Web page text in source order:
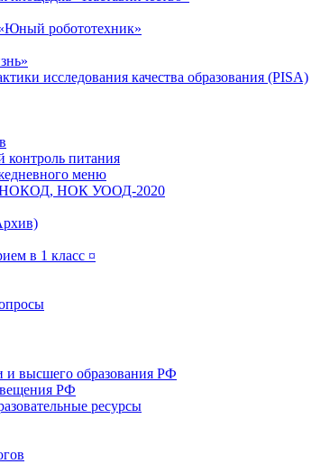
робототехник»
исследования качества образования (PISA)
питания
меню
НОКОД, НОК УООД-2020
в 1 класс ¤
и высшего образования РФ
РФ
ресурсы